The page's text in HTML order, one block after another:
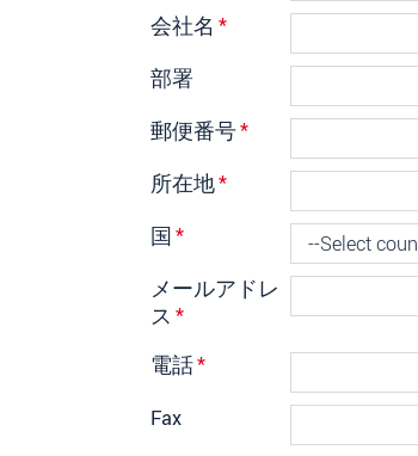
会社名 *
部署
郵便番号*
所在地*
国 *
メールアドレ
ス *
電話*
Fax